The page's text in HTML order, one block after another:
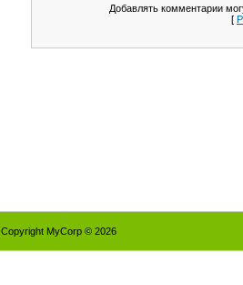
Добавлять комментарии
[
Copyright MyCorp © 2026